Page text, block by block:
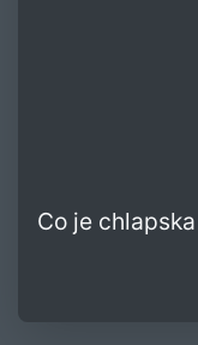
Co je